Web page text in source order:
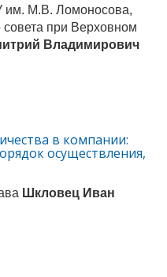
им. М.В. Ломоносова,
совета при Верховном
Владимирович
в компании:
осуществления,
Шкловец Иван